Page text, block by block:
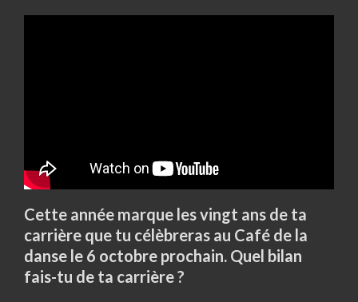
Cette année marque les vingt ans de ta
carrière que tu célèbreras au Café de la
danse le 6 octobre prochain. Quel bilan
fais-tu de ta carrière ?